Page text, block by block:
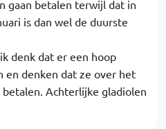
gaan betalen terwijl dat in
is dan wel de duurste
denk dat er een hoop
en denken dat ze over het
Achterlijke gladiolen